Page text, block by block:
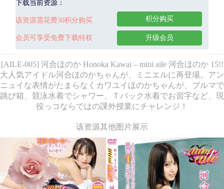
下载当前资源：
该资源需花费30积分购买
会员可享受免费下载特权
积分购买
升级会员
[AILE-005] 河合ほのか Honoka Kawai – mini aile 河合ほのか 15!!
大人気アイドル河合ほのかちゃんが、ミニエルに再登場。アン
ニュイな表情がたまらなくカワユイほのかちゃんが、ブルマで
跳び箱、競泳水着でシャワー、Ｔバック水着でお習字など、現
役っコならではの課外授業にチャレンジ！
该资源其他图片展示